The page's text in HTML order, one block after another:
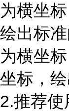
为横坐标
绘出标
为横坐
坐标，绘
2.推荐